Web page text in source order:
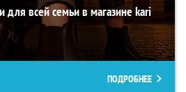
для всей семьи в магазине kari
ПОДРОБНЕЕ